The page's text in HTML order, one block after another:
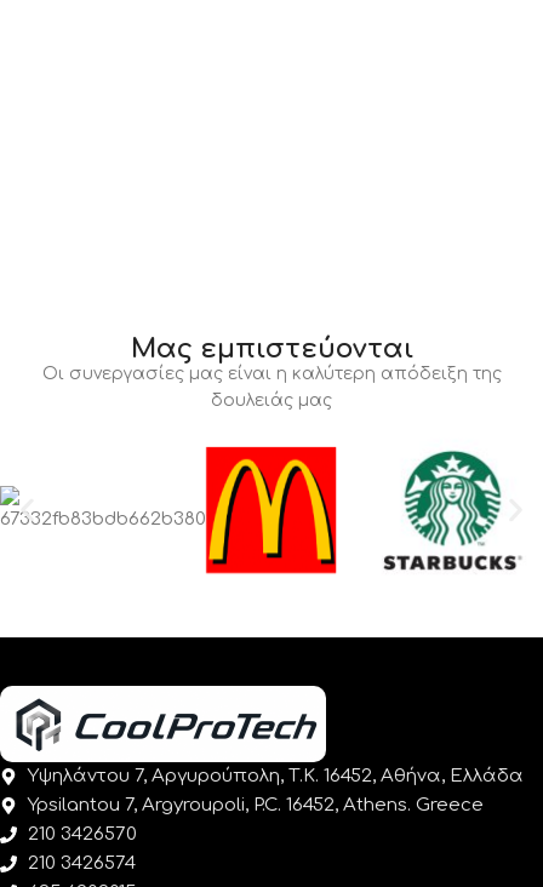
Μας εμπιστεύονται
Οι συνεργασίες μας είναι η καλύτερη απόδειξη της
δουλειάς μας
Υψηλάντου 7, Αργυρούπολη, Τ.Κ. 16452, Αθήνα, Ελλάδα
Ypsilantou 7, Argyroupoli, P.C. 16452, Athens. Greece
210 3426570
210 3426574